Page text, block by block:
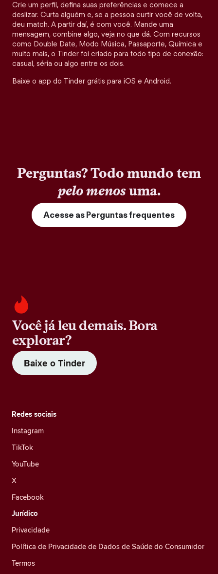
Crie um perfil, defina suas preferências e comece a
deslizar. Curta alguém e, se a pessoa curtir você de volta,
deu match. A partir daí, é com você. Mande uma
mensagem, combine algo, veja no que dá. Com recursos
como Double Date, Modo Música, Passaporte, Química e
muito mais, o Tinder foi criado para todo tipo de conexão:
casual, séria ou algo entre os dois.
Baixe o app do Tinder grátis para iOS e Android.
Perguntas? Todo mundo tem
pelo menosuma.
Acesse as Perguntas frequentes
Você já leu demais. Bora
explorar?
Baixe o Tinder
Redes sociais
Instagram
TikTok
YouTube
X
Facebook
Jurídico
Privacidade
Política de Privacidade de Dados de Saúde do Consumidor
Termos